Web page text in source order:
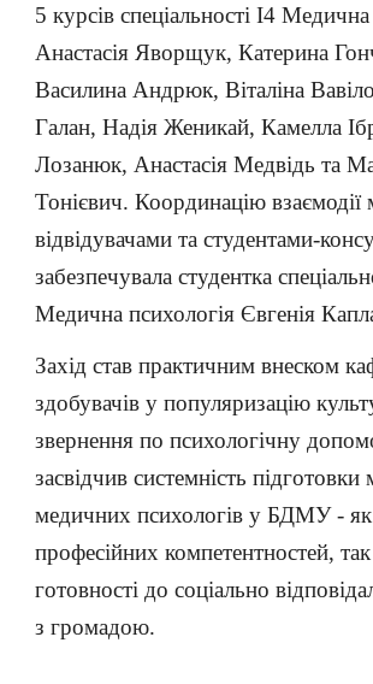
5 курсів спеціальності I4
Анастасія Яворщук, Катерина
Василина Андрюк, Віталіна
Галан, Надія Женикай, Камелла
Лозанюк, Анастасія Медвідь та
Тонієвич. Координацію взаємодії
відвідувачами та студентами-
забезпечувала студентка
Медична психологія Євгенія
Захід став практичним внеском
здобувачів у популяризацію
звернення по психологічну
засвідчив системність підготовки
медичних психологів у БДМУ - як
професійних компетентностей, так
готовності до соціально
з громадою.